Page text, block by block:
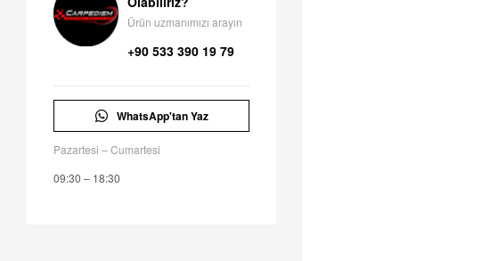
Ürün uzmanımızı arayın
+90 533 390 19 79
WhatsApp'tan Yaz
Pazartesi – Cumartesi
09:30 – 18:30